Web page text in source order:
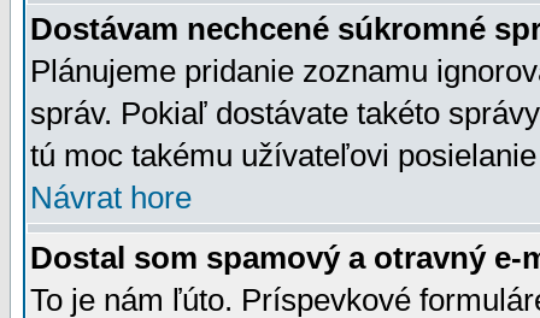
Dostávam nechcené súkromné
Plánujeme pridanie zoznamu
správ. Pokiaľ dostávate takéto
tú moc takému užívateľovi
Návrat hore
Dostal som spamový a otravný e-
To je nám ľúto. Príspevkové